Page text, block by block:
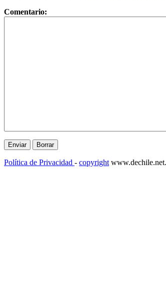
Comentario:
Política de Privacidad - copyright